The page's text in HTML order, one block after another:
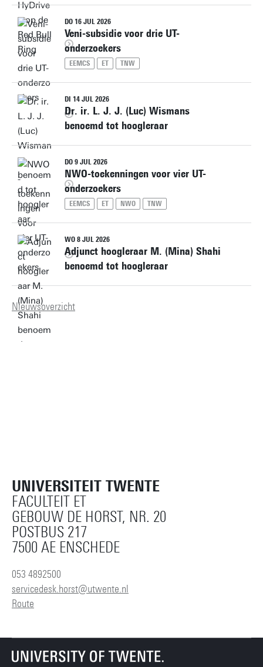
DO 16 JUL 2026
Veni-subsidie voor drie UT-
onderzoekers
EEMCS ET TNW
DI 14 JUL 2026
Dr. ir. L. J. J. (Luc) Wismans
benoemd tot hoogleraar
DO 9 JUL 2026
NWO-toekenningen voor vier UT-
onderzoekers
EEMCS ET NWO TNW
WO 8 JUL 2026
Adjunct hoogleraar M. (Mina) Shahi
benoemd tot hoogleraar
Nieuwsoverzicht
UNIVERSITEIT TWENTE
FACULTEIT ET
GEBOUW DE HORST, NR. 20
POSTBUS 217
7500 AE ENSCHEDE
053 4892500
servicedesk.horst@utwente.nl
Route